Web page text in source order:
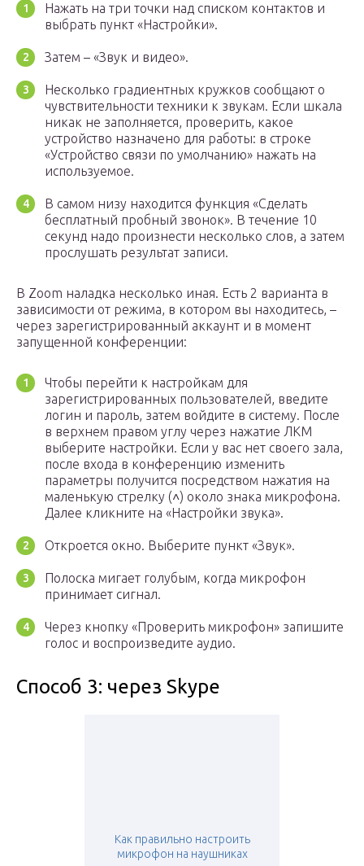
Нажать на три точки над списком контактов и
выбрать пункт «Настройки».
Затем – «Звук и видео».
Несколько градиентных кружков сообщают о
чувствительности техники к звукам. Если шкала
никак не заполняется, проверить, какое
устройство назначено для работы: в строке
«Устройство связи по умолчанию» нажать на
используемое.
В самом низу находится функция «Сделать
бесплатный пробный звонок». В течение 10
секунд надо произнести несколько слов, а затем
прослушать результат записи.
В Zoom наладка несколько иная. Есть 2 варианта в
зависимости от режима, в котором вы находитесь, –
через зарегистрированный аккаунт и в момент
запущенной конференции:
Чтобы перейти к настройкам для
зарегистрированных пользователей, введите
логин и пароль, затем войдите в систему. После
в верхнем правом углу через нажатие ЛКМ
выберите настройки. Если у вас нет своего зала,
после входа в конференцию изменить
параметры получится посредством нажатия на
маленькую стрелку (˄) около знака микрофона.
Далее кликните на «Настройки звука».
Откроется окно. Выберите пункт «Звук».
Полоска мигает голубым, когда микрофон
принимает сигнал.
Через кнопку «Проверить микрофон» запишите
голос и воспроизведите аудио.
Способ 3: через Skype
Как правильно настроить
микрофон на наушниках